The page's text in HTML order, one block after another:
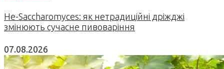
Не-Saccharomyces: як нетрадиційні дріжджі
змінюють сучасне пивоваріння
07.08.2026